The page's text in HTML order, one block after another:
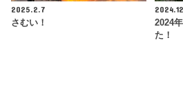
2025.2.7
さむい！
2024
た！